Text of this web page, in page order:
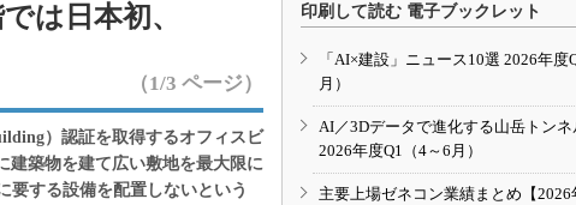
の先端技術展－
ールド 2020
ジリエンスTOKYO
は日本初、
（1/3 ページ）
）認証を取得するオフィスビ
建築物を建て広い敷地を最大限に
要する設備を配置しないという
印刷して読む 電子ブックレット
「AI×建設」ニュース10選 2026年度
月）
AI／3Dデータで進化する山岳トンネ
2026年度Q1（4～6月）
主要上場ゼネコン業績まとめ【2026